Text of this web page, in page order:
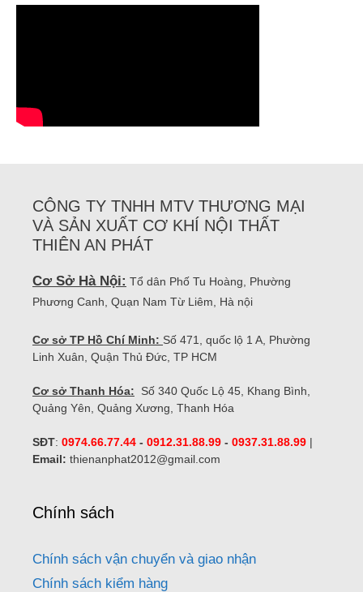
CÔNG TY TNHH MTV THƯƠNG MẠI
VÀ SẢN XUẤT CƠ KHÍ NỘI THẤT
THIÊN AN PHÁT
Cơ Sở Hà Nội: Tổ dân Phố Tu Hoàng, Phường
Phương Canh, Quạn Nam Từ Liêm, Hà nội
Cơ sở TP Hồ Chí Minh: Số 471, quốc lộ 1 A, Phường
Linh Xuân, Quận Thủ Đức, TP HCM
Cơ sở Thanh Hóa: Số 340 Quốc Lộ 45, Khang Bình,
Quảng Yên, Quảng Xương, Thanh Hóa
SĐT: 0974.66.77.44 - 0912.31.88.99 - 0937.31.88.99 |
Email: thienanphat2012@gmail.com
Chính sách
Chính sách vận chuyển và giao nhận
Chính sách kiểm hàng